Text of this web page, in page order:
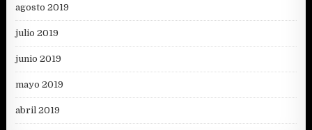
agosto 2019
julio 2019
junio 2019
mayo 2019
abril 2019